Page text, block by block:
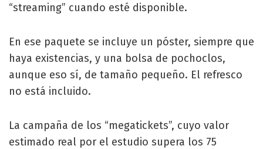
“streaming” cuando esté disponible.
En ese paquete se incluye un póster, siempre que
haya existencias, y una bolsa de pochoclos,
aunque eso sí, de tamaño pequeño. El refresco
no está incluido.
La campaña de los “megatickets”, cuyo valor
estimado real por el estudio supera los 75